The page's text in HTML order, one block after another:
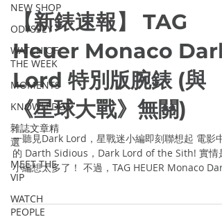
NEW SHOP
ODYSSEY
WATCH OF
THE WEEK
MOMENTS
KNOWLEDGE
雜誌文章精
選
MEET THE
VIP
WATCH
PEOPLE
【新錶速報】 TAG
Heuer Monaco Dark
Lord 特別版腕錶 (與
《星球大戰》無關)
一聽見Dark Lord，星戰迷小編即刻聯想起 電影中
的 Darth Sidious，Dark Lord of the Sith! 實情是
小編想太多了！ 不過，TAG HEUER Monaco Dark
Lord錶款，其實與《星球大戰》同樣誕生於1970
代，當時是一枚黑色...